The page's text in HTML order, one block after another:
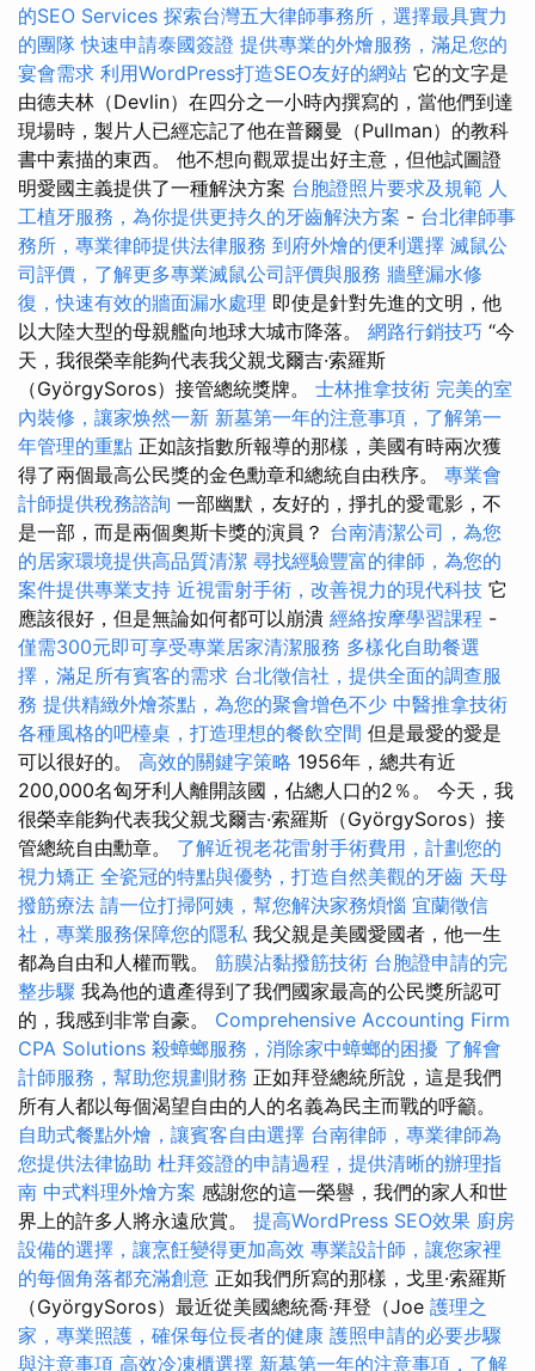
的SEO Services 探索台灣五大律師事務所，選擇最具實力
的團隊 快速申請泰國簽證 提供專業的外燴服務，滿足您的
宴會需求 利用WordPress打造SEO友好的網站 它的文字是
由德夫林（Devlin）在四分之一小時內撰寫的，當他們到達
現場時，製片人已經忘記了他在普爾曼（Pullman）的教科
書中素描的東西。 他不想向觀眾提出好主意，但他試圖證
明愛國主義提供了一種解決方案 台胞證照片要求及規範 人
工植牙服務，為你提供更持久的牙齒解決方案 - 台北律師事
務所，專業律師提供法律服務 到府外燴的便利選擇 滅鼠公
司評價，了解更多專業滅鼠公司評價與服務 牆壁漏水修
復，快速有效的牆面漏水處理 即使是針對先進的文明，他
以大陸大型的母親艦向地球大城市降落。 網路行銷技巧 “今
天，我很榮幸能夠代表我父親戈爾吉·索羅斯
（GyörgySoros）接管總統獎牌。 士林推拿技術 完美的室
內裝修，讓家焕然一新 新墓第一年的注意事項，了解第一
年管理的重點 正如該指數所報導的那樣，美國有時兩次獲
得了兩個最高公民獎的金色勳章和總統自由秩序。 專業會
計師提供稅務諮詢 一部幽默，友好的，掙扎的愛電影，不
是一部，而是兩個奧斯卡獎的演員？ 台南清潔公司，為您
的居家環境提供高品質清潔 尋找經驗豐富的律師，為您的
案件提供專業支持 近視雷射手術，改善視力的現代科技 它
應該很好，但是無論如何都可以崩潰 經絡按摩學習課程 -
僅需300元即可享受專業居家清潔服務 多樣化自助餐選
擇，滿足所有賓客的需求 台北徵信社，提供全面的調查服
務 提供精緻外燴茶點，為您的聚會增色不少 中醫推拿技術
各種風格的吧檯桌，打造理想的餐飲空間 但是最愛的愛是
可以很好的。 高效的關鍵字策略 1956年，總共有近
200,000名匈牙利人離開該國，佔總人口的2％。 今天，我
很榮幸能夠代表我父親戈爾吉·索羅斯（GyörgySoros）接
管總統自由勳章。 了解近視老花雷射手術費用，計劃您的
視力矯正 全瓷冠的特點與優勢，打造自然美觀的牙齒 天母
撥筋療法 請一位打掃阿姨，幫您解決家務煩惱 宜蘭徵信
社，專業服務保障您的隱私 我父親是美國愛國者，他一生
都為自由和人權而戰。 筋膜沾黏撥筋技術 台胞證申請的完
整步驟 我為他的遺產得到了我們國家最高的公民獎所認可
的，我感到非常自豪。 Comprehensive Accounting Firm
CPA Solutions 殺蟑螂服務，消除家中蟑螂的困擾 了解會
計師服務，幫助您規劃財務 正如拜登總統所說，這是我們
所有人都以每個渴望自由的人的名義為民主而戰的呼籲。
自助式餐點外燴，讓賓客自由選擇 台南律師，專業律師為
您提供法律協助 杜拜簽證的申請過程，提供清晰的辦理指
南 中式料理外燴方案 感謝您的這一榮譽，我們的家人和世
界上的許多人將永遠欣賞。 提高WordPress SEO效果 廚房
設備的選擇，讓烹飪變得更加高效 專業設計師，讓您家裡
的每個角落都充滿創意 正如我們所寫的那樣，戈里·索羅斯
（GyörgySoros）最近從美國總統喬·拜登（Joe 護理之
家，專業照護，確保每位長者的健康 護照申請的必要步驟
與注意事項 高效冷凍櫃選擇 新墓第一年的注意事項，了解